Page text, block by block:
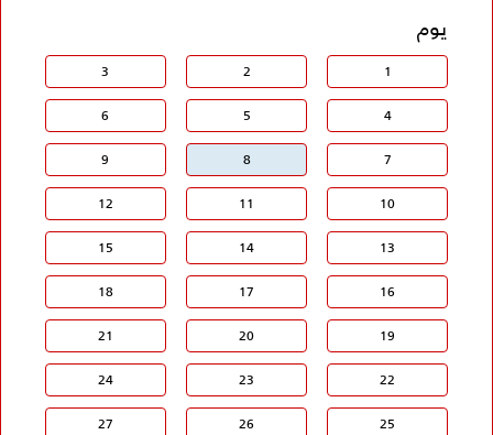
يوم
1
2
3
4
5
6
7
8
9
10
11
12
13
14
15
16
17
18
19
20
21
22
23
24
25
26
27